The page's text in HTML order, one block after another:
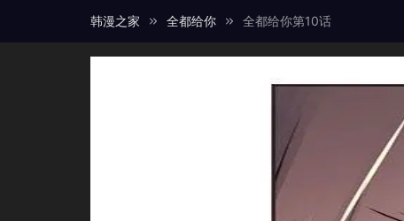
韩漫之家 全都给你 全都给你第10话